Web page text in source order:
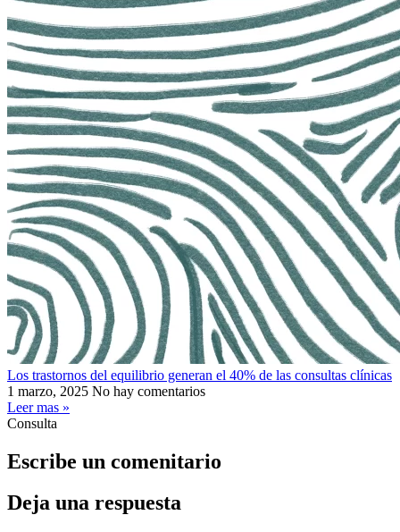
Los trastornos del equilibrio generan el 40% de las consultas clínicas
1 marzo, 2025 No hay comentarios
Leer mas »
Consulta
Escribe un comenitario
Deja una respuesta